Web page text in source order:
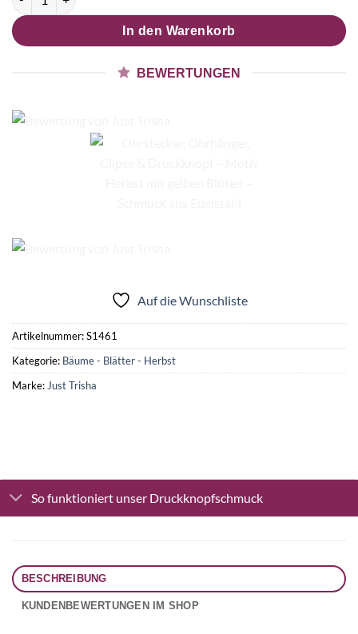
In den Warenkorb
BEWERTUNGEN
Auf die Wunschliste
Artikelnummer:S1461
Kategorie: Bäume - Blätter - Herbst
Marke:Just Trisha
So funktioniert unser Druckknopfschmuck
BESCHREIBUNG
KUNDENBEWERTUNGEN IM SHOP